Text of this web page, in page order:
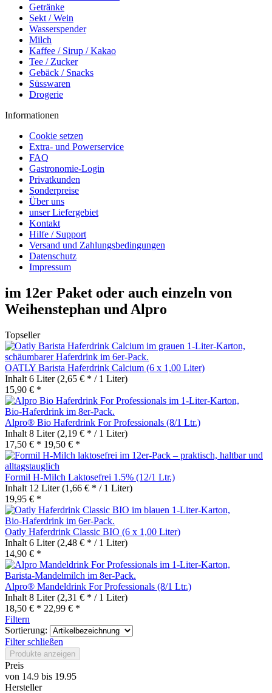
Getränke
Sekt / Wein
Wasserspender
Milch
Kaffee / Sirup / Kakao
Tee / Zucker
Gebäck / Snacks
Süsswaren
Drogerie
Informationen
Cookie setzen
Extra- und Powerservice
FAQ
Gastronomie-Login
Privatkunden
Sonderpreise
Über uns
unser Liefergebiet
Kontakt
Hilfe / Support
Versand und Zahlungsbedingungen
Datenschutz
Impressum
im 12er Paket oder auch einzeln von
Weihenstephan und Alpro
Topseller
OATLY Barista Haferdrink Calcium (6 x 1,00 Liter)
Inhalt 6 Liter(2,65 € * / 1 Liter)
15,90 € *
Alpro® Bio Haferdrink For Professionals (8/1 Ltr.)
Inhalt 8 Liter(2,19 € * / 1 Liter)
17,50 € * 19,50 € *
Formil H-Milch Laktosefrei 1.5% (12/1 Ltr.)
Inhalt 12 Liter(1,66 € * / 1 Liter)
19,95 € *
Oatly Haferdrink Classic BIO (6 x 1,00 Liter)
Inhalt 6 Liter(2,48 € * / 1 Liter)
14,90 € *
Alpro® Mandeldrink For Professionals (8/1 Ltr.)
Inhalt 8 Liter(2,31 € * / 1 Liter)
18,50 € * 22,99 € *
Filtern
Sortierung:
Filter schließen
Produkte anzeigen
Preis
von 14.9 bis 19.95
Hersteller